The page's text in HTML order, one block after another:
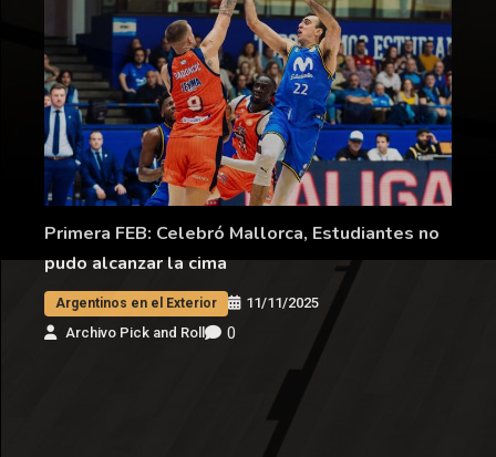
Primera FEB: Celebró Mallorca, Estudiantes no
pudo alcanzar la cima
Argentinos en el Exterior
11/11/2025
Archivo Pick and Roll
0